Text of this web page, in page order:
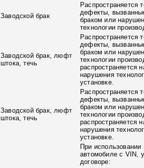
Заводской брак
Распространяется
дефекты,
браком или
технологии
Заводской брак, люфт
штока, течь
Распространяется
дефекты,
браком или
технологии
распространяется
нарушения
установке.
Заводской брак, люфт
штока, течь
Распространяется
дефекты,
браком или
технологии
распространяется
нарушения
установке.
При использовании
автомобиле с VIN,
договоре: